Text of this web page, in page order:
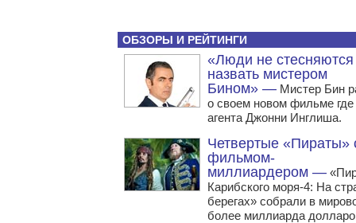
ОБЗОРЫ И РЕЙТИНГИ
«Люди не
назвать мистером
Бином» — Мистер Бин
о своем новом фильме где
агента Джонни Инглиша.
Четвертые «Пираты»
фильмом-
миллиардером —
Карибского моря-4: На
берегах» собрали в
более миллиарда